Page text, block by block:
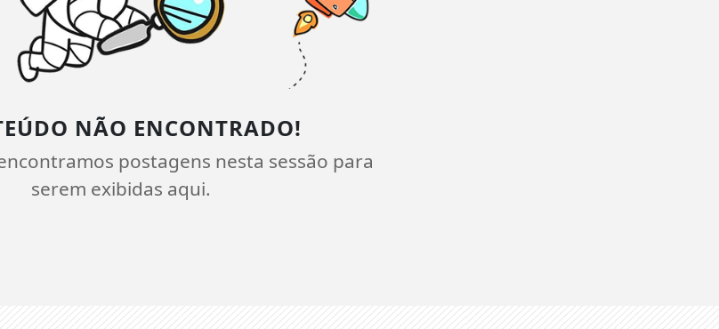
NÃO ENCONTRADO!
postagens nesta sessão para
serem exibidas aqui.